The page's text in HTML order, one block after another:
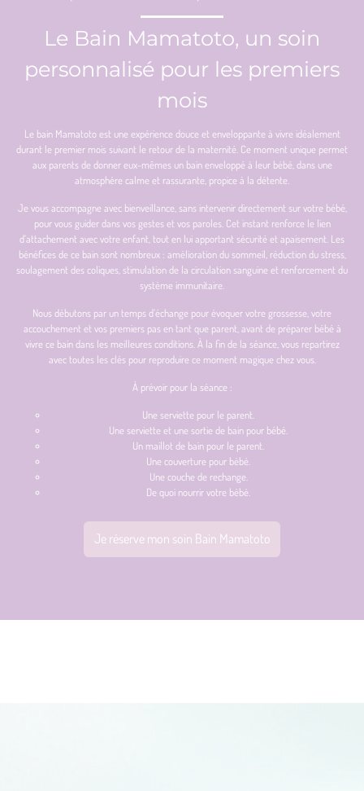
Le Bain Mamatoto, un soin
personnalisé pour les premiers
mois
Le bain Mamatoto est une expérience douce et enveloppante à vivre idéalement
durant le premier mois suivant le retour de la maternité. Ce moment unique permet
aux parents de donner eux-mêmes un bain enveloppé à leur bébé, dans une
atmosphère calme et rassurante, propice à la détente.
Je vous accompagne avec bienveillance, sans intervenir directement sur votre bébé,
pour vous guider dans vos gestes et vos paroles. Cet instant renforce le lien
d’attachement avec votre enfant, tout en lui apportant sécurité et apaisement. Les
bénéfices de ce bain sont nombreux : amélioration du sommeil, réduction du stress,
soulagement des coliques, stimulation de la circulation sanguine et renforcement du
système immunitaire.
Nous débutons par un temps d’échange pour évoquer votre grossesse, votre
accouchement et vos premiers pas en tant que parent, avant de préparer bébé à
vivre ce bain dans les meilleures conditions. À la fin de la séance, vous repartirez
avec toutes les clés pour reproduire ce moment magique chez vous.
À prévoir pour la séance :
Une serviette pour le parent.
Une serviette et une sortie de bain pour bébé.
Un maillot de bain pour le parent.
Une couverture pour bébé.
Une couche de rechange.
De quoi nourrir votre bébé.
Je réserve mon soin Bain Mamatoto